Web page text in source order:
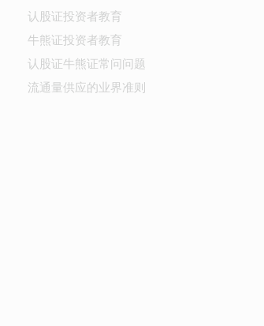
认股证投资者教育
牛熊证投资者教育
认股证牛熊证常问问题
流通量供应的业界准则